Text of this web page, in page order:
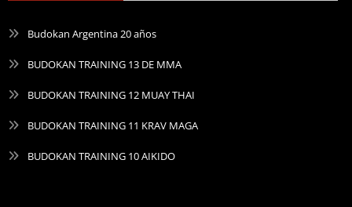
Budokan Argentina 20 años
BUDOKAN TRAINING 13 DE MMA
BUDOKAN TRAINING 12 MUAY THAI
BUDOKAN TRAINING 11 KRAV MAGA
BUDOKAN TRAINING 10 AIKIDO